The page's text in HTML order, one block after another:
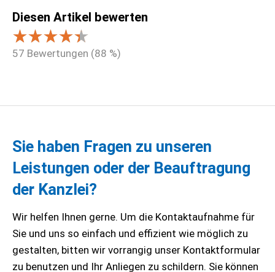
Diesen Artikel bewerten
57 Bewertungen (88 %)
Sie haben Fragen zu unseren
Leistungen oder der Beauftragung
der Kanzlei?
Wir helfen Ihnen gerne. Um die Kontaktaufnahme für
Sie und uns so einfach und effizient wie möglich zu
gestalten, bitten wir vorrangig unser Kontaktformular
zu benutzen und Ihr Anliegen zu schildern. Sie können